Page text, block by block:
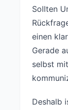
Sollten
einen
Gerade
selbst
Deshalb